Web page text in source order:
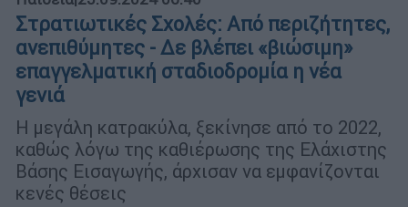
Στρατιωτικές Σχολές: Από περιζήτητες,
ανεπιθύμητες - Δε βλέπει «βιώσιμη»
επαγγελματική σταδιοδρομία η νέα
γενιά
Η μεγάλη κατρακύλα, ξεκίνησε από το 2022,
καθώς λόγω της καθιέρωσης της Ελάχιστης
Βάσης Εισαγωγής, άρχισαν να εμφανίζονται
κενές θέσεις